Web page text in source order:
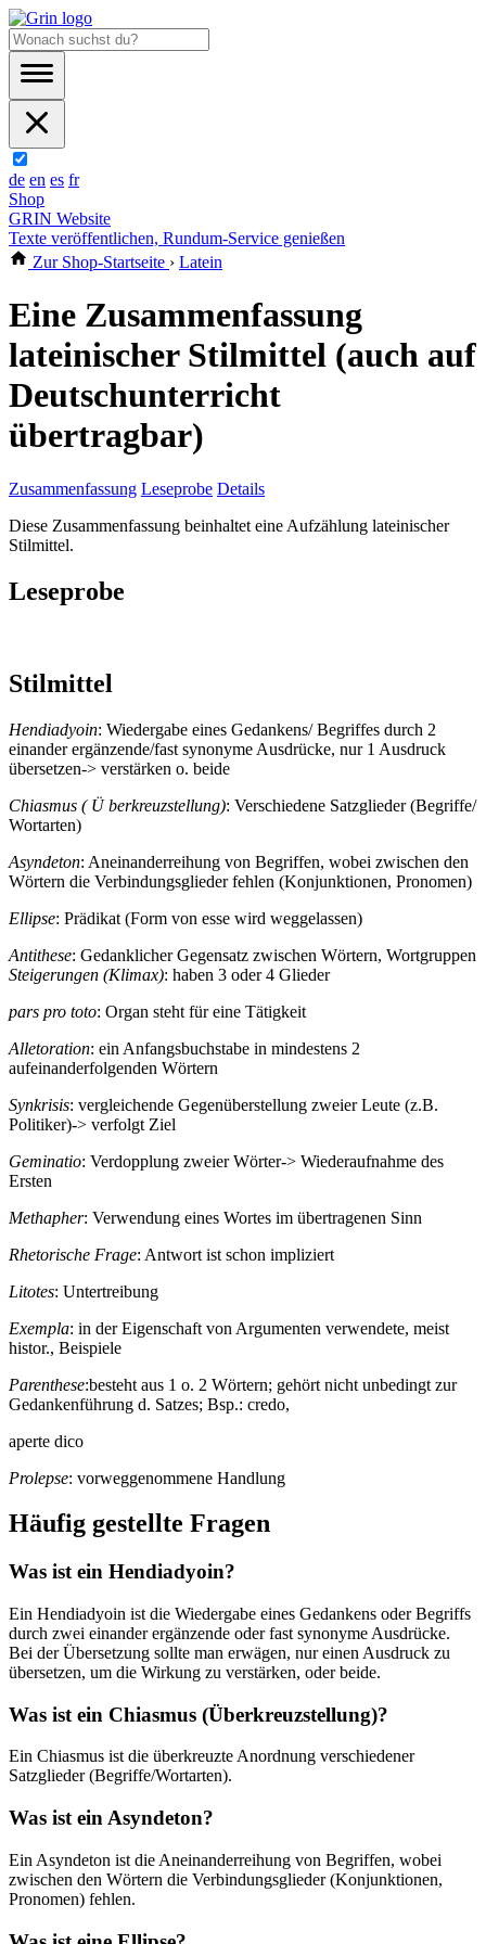
de en es fr
Shop
GRIN Website
Texte veröffentlichen, Rundum-Service genießen
Zur Shop-Startseite › Latein
Eine Zusammenfassung
lateinischer Stilmittel (auch auf
Deutschunterricht
übertragbar)
Zusammenfassung Leseprobe Details
Diese Zusammenfassung beinhaltet eine Aufzählung lateinischer
Stilmittel.
Leseprobe
Stilmittel
Hendiadyoin: Wiedergabe eines Gedankens/ Begriffes durch 2
einander ergänzende/fast synonyme Ausdrücke, nur 1 Ausdruck
übersetzen-> verstärken o. beide
Chiasmus ( Ü berkreuzstellung): Verschiedene Satzglieder (Begriffe/
Wortarten)
Asyndeton: Aneinanderreihung von Begriffen, wobei zwischen den
Wörtern die Verbindungsglieder fehlen (Konjunktionen, Pronomen)
Ellipse: Prädikat (Form von esse wird weggelassen)
Antithese: Gedanklicher Gegensatz zwischen Wörtern, Wortgruppen
Steigerungen (Klimax): haben 3 oder 4 Glieder
pars pro toto: Organ steht für eine Tätigkeit
Alletoration: ein Anfangsbuchstabe in mindestens 2
aufeinanderfolgenden Wörtern
Synkrisis: vergleichende Gegenüberstellung zweier Leute (z.B.
Politiker)-> verfolgt Ziel
Geminatio: Verdopplung zweier Wörter-> Wiederaufnahme des
Ersten
Methapher: Verwendung eines Wortes im übertragenen Sinn
Rhetorische Frage: Antwort ist schon impliziert
Litotes: Untertreibung
Exempla: in der Eigenschaft von Argumenten verwendete, meist
histor., Beispiele
Parenthese:besteht aus 1 o. 2 Wörtern; gehört nicht unbedingt zur
Gedankenführung d. Satzes; Bsp.: credo,
aperte dico
Prolepse: vorweggenommene Handlung
Häufig gestellte Fragen
Was ist ein Hendiadyoin?
Ein Hendiadyoin ist die Wiedergabe eines Gedankens oder Begriffs
durch zwei einander ergänzende oder fast synonyme Ausdrücke.
Bei der Übersetzung sollte man erwägen, nur einen Ausdruck zu
übersetzen, um die Wirkung zu verstärken, oder beide.
Was ist ein Chiasmus (Überkreuzstellung)?
Ein Chiasmus ist die überkreuzte Anordnung verschiedener
Satzglieder (Begriffe/Wortarten).
Was ist ein Asyndeton?
Ein Asyndeton ist die Aneinanderreihung von Begriffen, wobei
zwischen den Wörtern die Verbindungsglieder (Konjunktionen,
Pronomen) fehlen.